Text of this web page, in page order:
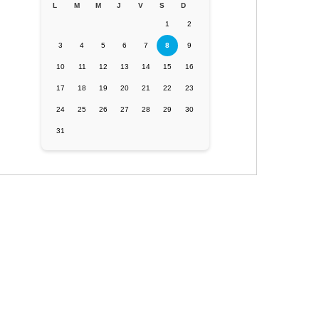
L M M J V S D
1 2
3 4 5 6 7 8 9
10 11 12 13 14 15 16
17 18 19 20 21 22 23
24 25 26 27 28 29 30
31